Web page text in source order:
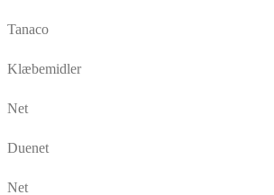
Tanaco
Klæbemidler
Net
Duenet
Net